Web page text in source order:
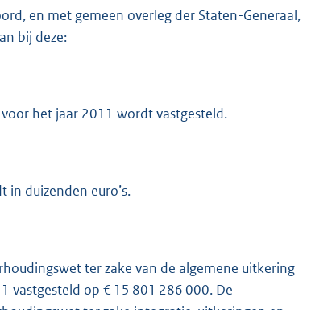
en met gemeen overleg der Staten-Generaal,
bij deze:
het jaar 2011 wordt vastgesteld.
in duizenden euro’s.
ter zake van de algemene uitkering
vastgesteld op € 15 801 286 000. De